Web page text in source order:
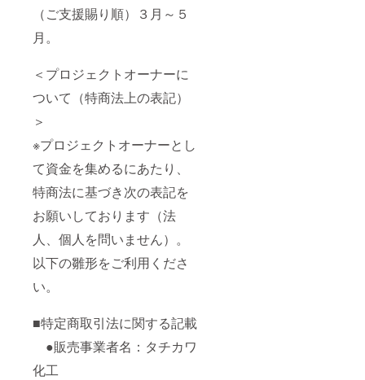
（ご支援賜り順）３月～５
月。
＜プロジェクトオーナーに
ついて（特商法上の表記）
＞
※プロジェクトオーナーとし
て資金を集めるにあたり、
特商法に基づき次の表記を
お願いしております（法
人、個人を問いません）。
以下の雛形をご利用くださ
い。
■特定商取引法に関する記載
●販売事業者名：タチカワ
化工